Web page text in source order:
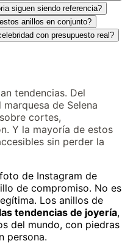
siguen siendo referencia?
anillos en conjunto?
con presupuesto real?
tendencias. Del
de Selena
cortes,
Y la mayoría de estos
sin perder la
de Instagram de
de compromiso. No es
Los anillos de
tendencias de joyería,
del mundo, con piedras
persona.